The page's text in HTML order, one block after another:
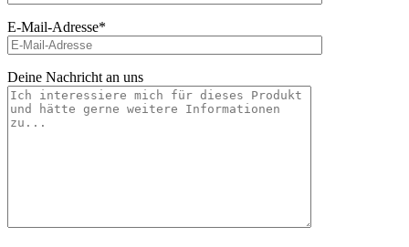
E-Mail-Adresse*
Deine Nachricht an uns